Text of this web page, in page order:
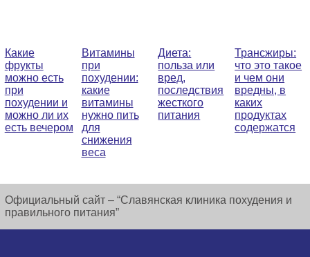
Какие
фрукты
можно есть
при
похудении и
можно ли их
есть вечером
Витамины
при
похудении:
какие
витамины
нужно пить
для
снижения
веса
Диета:
польза или
вред,
последствия
жесткого
питания
Трансжиры:
что это такое
и чем они
вредны, в
каких
продуктах
содержатся
Официальный сайт – “Славянская клиника похудения и
правильного питания”